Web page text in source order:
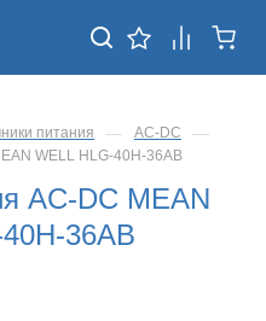
питания — AC-DC —
WELL HLG-40H-36AB
AC-DC MEAN
36AB